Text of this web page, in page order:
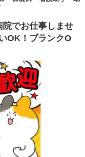
でお仕事しませ
OK！ブランクO